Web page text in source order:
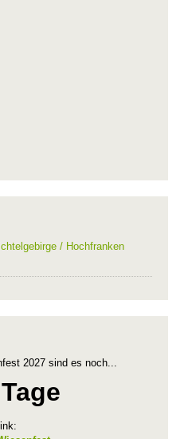
/ Hochfranken
2027 sind es noch...